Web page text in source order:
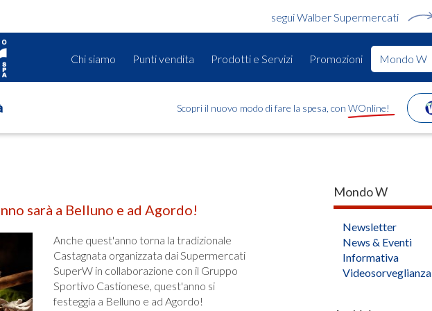
segui Walber Supermercati
Chi siamo Punti vendita Prodotti e Servizi Promozioni Mondo W
Scopri il nuovo modo di fare la spesa, con WOnline!
sarà a Belluno e ad Agordo!
Anche quest'anno torna la tradizionale
Castagnata organizzata dai Supermercati
SuperW in collaborazione con il Gruppo
Sportivo Castionese, quest'anno si
festeggia a Belluno e ad Agordo!
Mondo W
Newsletter
News & Eventi
Informativa
Videosorveglianza